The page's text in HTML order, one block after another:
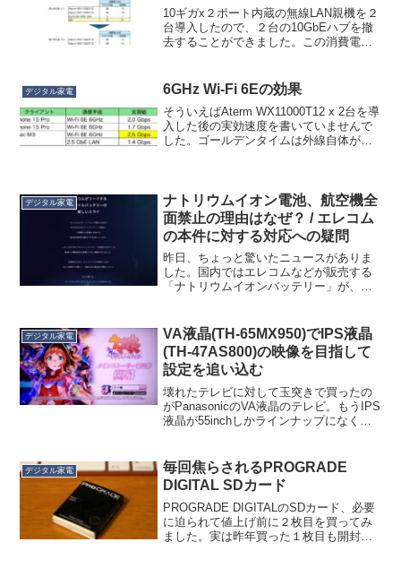
10ギガx２ポート内蔵の無線LAN親機を２
台導入したので、２台の10GbEハブを撤
去することができました。この消費電力
い減ったでしょうか。減ってないwwww
デジタル家電 6GHz Wi-Fi 6Eの効果
そういえばAterm WX11000T12 x 2台を導
入した後の実効速度を書いていませんで
した。ゴールデンタイムは外線自体が遅
デジタル家電
ナトリウムイオン電池、航空機全
面禁止の理由はなぜ？ / エレコム
の本件に対する対応への疑問
昨日、ちょっと驚いたニュースがありま
した。国内ではエレコムなどが販売する
「ナトリウムイオンバッテリー」が、航
今回不可になったわけではありません。
以前から不可だったものが...
デジタル家電
VA液晶(TH-65MX950)でIPS液晶
(TH-47AS800)の映像を目指して
設定を追い込む
壊れたテレビに対して玉突きで買ったの
がPanasonicのVA液晶のテレビ。もうIPS
液晶が55inchしかラインナップになく
かったかな…と若干後悔しているの...
デジタル家電
毎回焦らされるPROGRADE
DIGITAL SDカード
PROGRADE DIGITALのSDカード、必要
に迫られて値上げ前に２枚目を買ってみ
ました。実は昨年買った１枚目も開封時